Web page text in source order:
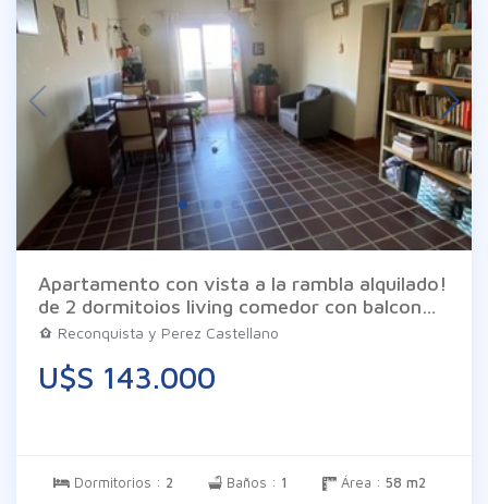
Apartamento con vista a la rambla alquilado!
de 2 dormitoios living comedor con balcon
cocina con terraza lavadero y baño. Las
pueden diferir de la realidad. Los datos son
proporcionados por el propietario en
Reconquista y Perez Castellano
U$S 143.000
Dormitorios : 2 Baños : 1 Área :58 m2